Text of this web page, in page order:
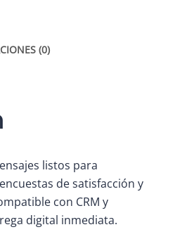
(0)
listos para
de satisfacción y
con CRM y
digital inmediata.